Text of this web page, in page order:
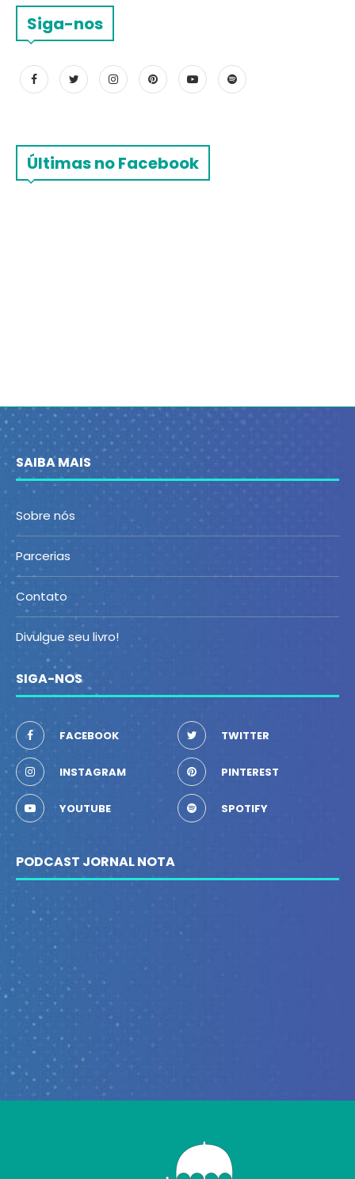
Siga-nos
Últimas no Facebook
SAIBA MAIS
Sobre nós
Parcerias
Contato
Divulgue seu livro!
SIGA-NOS
FACEBOOK TWITTER
INSTAGRAM PINTEREST
YOUTUBE SPOTIFY
PODCAST JORNAL NOTA